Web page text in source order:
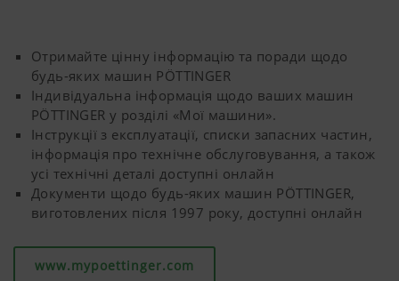
Отримайте цінну інформацію та поради щодо
будь-яких машин PÖTTINGER
Індивідуальна інформація щодо ваших машин
PÖTTINGER у розділі «Мої машини».
Інструкції з експлуатації, списки запасних частин,
інформація про технічне обслуговування, а також
усі технічні деталі доступні онлайн
Документи щодо будь-яких машин PÖTTINGER,
виготовлених після 1997 року, доступні онлайн
www.mypoettinger.com